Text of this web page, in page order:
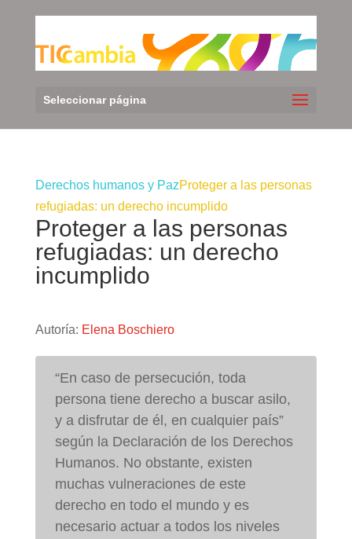
Seleccionar página
Derechos humanos y PazProteger a las personas
refugiadas: un derecho incumplido
Proteger a las personas
refugiadas: un derecho
incumplido
Autoría: Elena Boschiero
“En caso de persecución, toda
persona tiene derecho a buscar asilo,
y a disfrutar de él, en cualquier país”
según la Declaración de los Derechos
Humanos. No obstante, existen
muchas vulneraciones de este
derecho en todo el mundo y es
necesario actuar a todos los niveles